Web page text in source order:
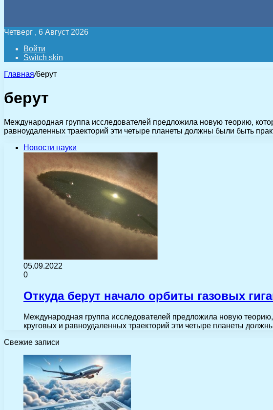
Четверг , 6 Август 2026
Войти
Switch skin
Главная/берут
берут
Международная группа исследователей предложила новую теорию,
равноудаленных траекторий эти четыре планеты должны были быть
Новости науки
05.09.2022
0
Откуда берут начало орбиты газовых
Международная группа исследователей предложила новую
круговых и равноудаленных траекторий эти четыре планеты
Свежие записи